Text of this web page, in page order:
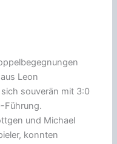
Leon
souverän mit 3:0
Führung.
und Michael
konnten